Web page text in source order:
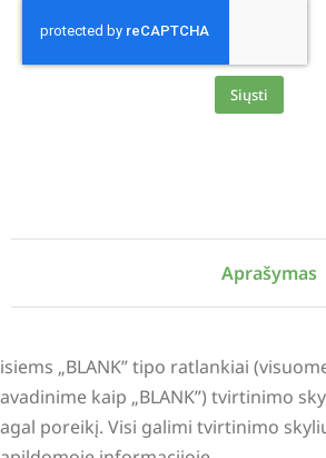
Siųsti
Aprašymas
„BLANK” tipo ratlankiai
kaip „BLANK”) tvirtinimo
poreikį. Visi galimi tvirtinimo